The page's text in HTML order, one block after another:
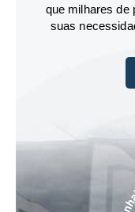
que milhares de
suas